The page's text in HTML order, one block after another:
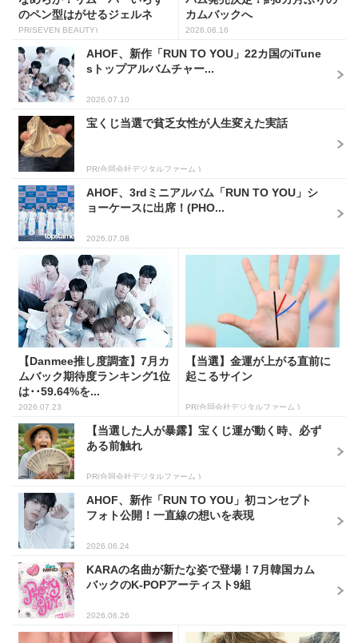
のペン型はがせるジェルネ
イ...
PR(SEVEN BEAUTY)
カムバックへ
2026.06.16
AHOF、新作「RUN TO YOU」22カ国のiTune
sトップアルバムチャー...
2026.07.10
宝くじ当選で貧乏女性が人生変えた実話
PR(合同会社デジタルファーム )
AHOF、3rdミニアルバム「RUN TO YOU」シ
ョーケースに出席！(PHO...
2026.07.08
【Danmee推し度調査】7月カ
ムバック期待度ランキング1位
は･･59.64%を...
2026.07.23
【当選】金運が上がる直前に
起こるサイン
PR(合同会社デジタルファーム )
【当選した人が暴露】宝くじ運が動く時、必ず
ある前触れ
PR(合同会社デジタルファーム )
AHOF、新作「RUN TO YOU」初コンセプト
フォト公開！一直線の想いを表現
2026.06.24
KARAの名曲が新たな姿で登場！7月韓国カム
バックのK-POPアーティスト9組
2026.06.26